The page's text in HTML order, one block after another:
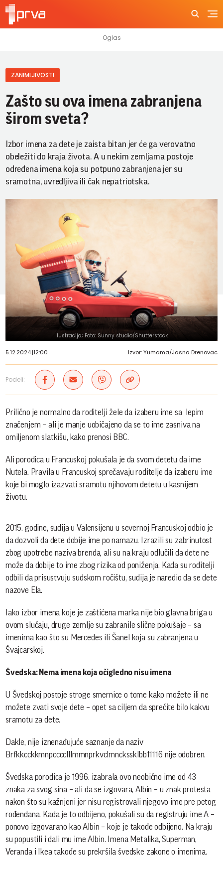
ZANIMLJIVOSTI
Zašto su ova imena zabranjena
širom sveta?
Izbor imena za dete je zaista bitan jer će ga verovatno
obeležiti do kraja života. A u nekim zemljama postoje
određena imena koja su potpuno zabranjena jer su
sramotna, uvredljiva ili čak nepatriotska.
Ilustracija; Foto: Sunny studio/Shutterstock
5.12.2024.|12:00 Izvor: Yumama/Jasna Drenovac
Podeli:
Prilično je normalno da roditelji žele da izaberu ime sa lepim
značenjem – ali je manje uobičajeno da se to ime zasniva na
omiljenom slatkišu, kako prenosi BBC.
Ali porodica u Francuskoj pokušala je da svom detetu da ime
Nutela. Pravila u Francuskoj sprečavaju roditelje da izaberu ime
koje bi moglo izazvati sramotu njihovom detetu u kasnijem
životu.
2015. godine, sudija u Valensijenu u severnoj Francuskoj odbio je
da dozvoli da dete dobije ime po namazu. Izrazili su zabrinutost
zbog upotrebe naziva brenda, ali su na kraju odlučili da dete ne
može da dobije to ime zbog rizika od poniženja. Kada su roditelji
odbili da prisustvuju sudskom ročištu, sudija je naredio da se dete
nazove Ela.
Iako izbor imena koje je zaštićena marka nije bio glavna briga u
ovom slučaju, druge zemlje su zabranile slične pokušaje – sa
imenima kao što su Mercedes ili Šanel koja su zabranjena u
Švajcarskoj.
Švedska: Nema imena koja očigledno nisu imena
U Švedskoj postoje stroge smernice o tome kako možete ili ne
možete zvati svoje dete – opet sa ciljem da sprečite bilo kakvu
sramotu za dete.
Dakle, nije iznenađujuće saznanje da naziv
Brfkkcckkmnpcccclllmmnprkvclmnckssklbb11116 nije odobren.
Švedska porodica je 1996. izabrala ovo neobično ime od 43
znaka za svog sina – ali da se izgovara, Albin – u znak protesta
nakon što su kažnjeni jer nisu registrovali njegovo ime pre petog
rođendana. Kada je to odbijeno, pokušali su da registruju ime A –
ponovo izgovarano kao Albin – koje je takođe odbijeno. Na kraju
su popustili i dali mu ime Albin. Imena Metalika, Superman,
Veranda i Ikea takođe su prekršila švedske zakone o imenima.